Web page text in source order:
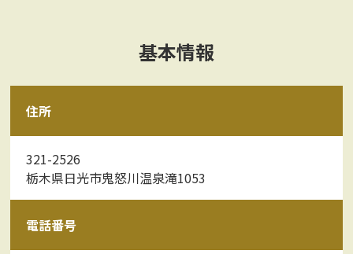
基本情報
住所
321-2526
栃木県日光市鬼怒川温泉滝1053
電話番号